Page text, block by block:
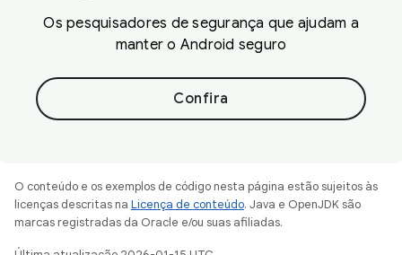
Os pesquisadores de segurança que ajudam a
manter o Android seguro
Confira
O conteúdo e os exemplos de código nesta página estão sujeitos às
licenças descritas na Licença de conteúdo. Java e OpenJDK são
marcas registradas da Oracle e/ou suas afiliadas.